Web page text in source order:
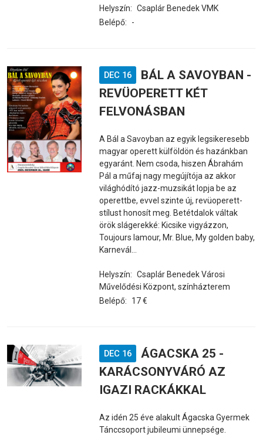
Helyszín: Csaplár Benedek VMK
Belépő:
-
DEC 16
BÁL A SAVOYBAN -
REVÜOPERETT KÉT
FELVONÁSBAN
A Bál a Savoyban az egyik legsikeresebb
magyar operett külföldön és hazánkban
egyaránt. Nem csoda, hiszen Ábrahám
Pál a műfaj nagy megújítója az akkor
világhódító jazz-muzsikát lopja be az
operettbe, evvel szinte új, revüoperett-
stílust honosít meg. Betétdalok váltak
örök slágerekké: Kicsike vigyázzon,
Toujours lamour, Mr. Blue, My golden baby,
Karnevál…
Helyszín: Csaplár Benedek Városi
Művelődési Központ, színházterem
Belépő:
17 €
DEC 16
ÁGACSKA 25 -
KARÁCSONYVÁRÓ AZ
IGAZI RACKÁKKAL
Az idén 25 éve alakult Ágacska Gyermek
Tánccsoport jubileumi ünnepsége.